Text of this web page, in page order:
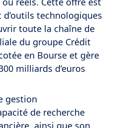
technologiques
toute la chaîne de
du groupe Crédit
en Bourse et gère
milliards d’euros
gestion
de recherche
ainsi que son